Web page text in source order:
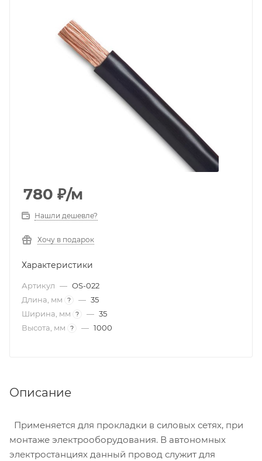
780 ₽/м
Нашли дешевле?
Хочу в подарок
Характеристики
Артикул — OS-022
Длина, мм
? — 35
Ширина, мм
? — 35
Высота, мм
? — 1000
Описание
Применяется для прокладки в силовых сетях, при
монтаже электрооборудования. В автономных
электростанциях данный провод служит для